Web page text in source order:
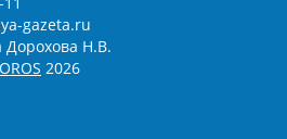
gazeta.ru
Дорохова Н.В.
2026